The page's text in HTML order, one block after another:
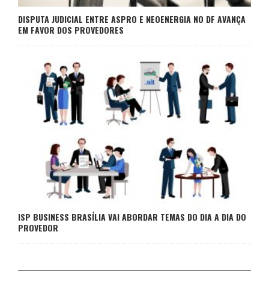
DISPUTA JUDICIAL ENTRE ASPRO E NEOENERGIA NO DF AVANÇA
EM FAVOR DOS PROVEDORES
ISP BUSINESS BRASÍLIA VAI ABORDAR TEMAS DO DIA A DIA DO
PROVEDOR